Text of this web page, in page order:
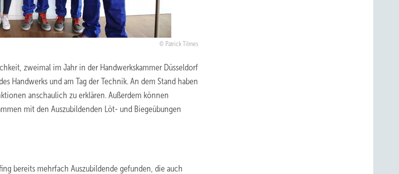
Patrick Tilmes
zweimal im Jahr in der Handwerkskammer Düsseldorf
Handwerks und am Tag der Technik. An dem Stand haben
anschaulich zu erklären. Außerdem können
mit den Auszubildenden Löt- und Biegeübungen
bereits mehrfach Auszubildende gefunden, die auch